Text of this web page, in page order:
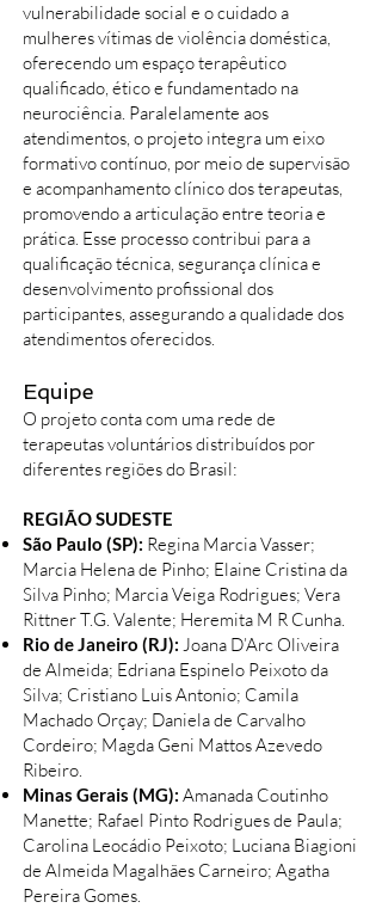
vulnerabilidade social e o cuidado a
mulheres vítimas de violência doméstica,
oferecendo um espaço terapêutico
qualificado, ético e fundamentado na
neurociência. Paralelamente aos
atendimentos, o projeto integra um eixo
formativo contínuo, por meio de supervisão
e acompanhamento clínico dos terapeutas,
promovendo a articulação entre teoria e
prática. Esse processo contribui para a
qualificação técnica, segurança clínica e
desenvolvimento profissional dos
participantes, assegurando a qualidade dos
atendimentos oferecidos.
Equipe
O projeto conta com uma rede de
terapeutas voluntários distribuídos por
diferentes regiões do Brasil:
REGIÃO SUDESTE
São Paulo (SP): Regina Marcia Vasser;
Marcia Helena de Pinho; Elaine Cristina da
Silva Pinho; Marcia Veiga Rodrigues; Vera
Rittner T.G. Valente; Heremita M R Cunha.
Rio de Janeiro (RJ): Joana D’Arc Oliveira
de Almeida; Edriana Espinelo Peixoto da
Silva; Cristiano Luis Antonio; Camila
Machado Orçay; Daniela de Carvalho
Cordeiro; Magda Geni Mattos Azevedo
Ribeiro.
Minas Gerais (MG): Amanada Coutinho
Manette; Rafael Pinto Rodrigues de Paula;
Carolina Leocádio Peixoto; Luciana Biagioni
de Almeida Magalhães Carneiro; Agatha
Pereira Gomes.